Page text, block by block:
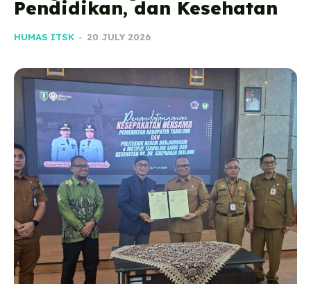
Pendidikan, dan Kesehatan
HUMAS ITSK - 20 JULY 2026